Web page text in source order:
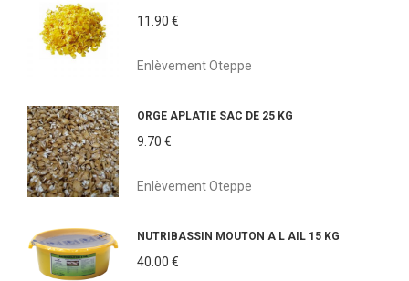
11.90 €
Enlèvement Oteppe
ORGE APLATIE SAC DE 25 KG
9.70 €
Enlèvement Oteppe
NUTRIBASSIN MOUTON A L AIL 15 KG
40.00 €